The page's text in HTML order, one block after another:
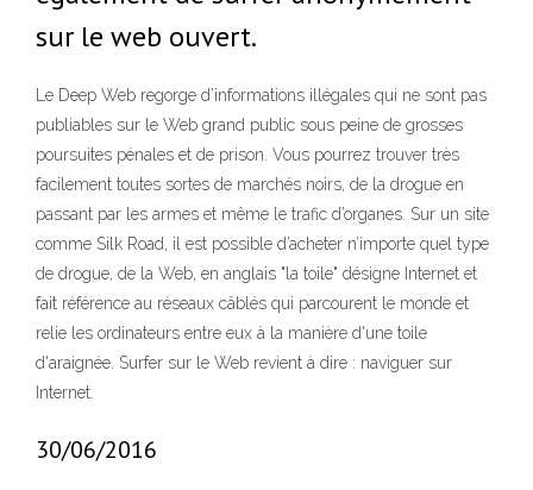
sur le web ouvert.
Le Deep Web regorge d’informations illégales qui ne sont pas
publiables sur le Web grand public sous peine de grosses
poursuites pénales et de prison. Vous pourrez trouver très
facilement toutes sortes de marchés noirs, de la drogue en
passant par les armes et même le trafic d’organes. Sur un site
comme Silk Road, il est possible d’acheter n’importe quel type
de drogue, de la Web, en anglais "la toile" désigne Internet et
fait référence au réseaux câblés qui parcourent le monde et
relie les ordinateurs entre eux à la manière d'une toile
d'araignée. Surfer sur le Web revient à dire : naviguer sur
Internet.
30/06/2016